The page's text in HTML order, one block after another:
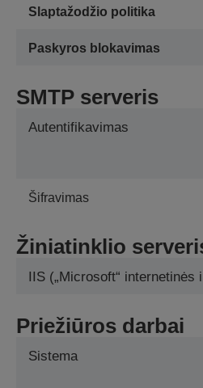
Slaptažodžio politika
Paskyros blokavimas
SMTP serveris
Autentifikavimas
Šifravimas
Žiniatinklio
IIS („Microsoft“
Priežiūros darbai
Sistema